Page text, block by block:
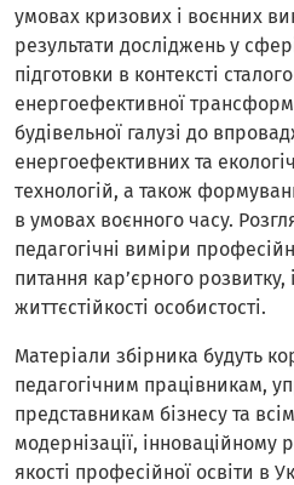
умовах кризових і воєнних
результати досліджень у
підготовки в контексті
енергоефективної
будівельної галузі до
енергоефективних та
технологій, а також
в умовах воєнного часу.
педагогічні виміри
питання кар’єрного розвитку,
життєстійкості особистості.
Матеріали збірника будуть
педагогічним працівникам,
представникам бізнесу та
модернізації, інноваційному
якості професійної освіти в